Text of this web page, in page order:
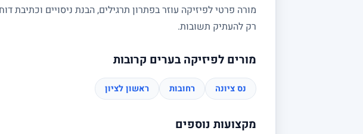
מורה פרטי לפיזיקה עוזר בפתרון תרגילים, הבנת ניסויים
רק להעתיק תשובות.
מורים לפיזיקה בערים קרובות
נס ציונה רחובות ראשון לציון
מקצועות נוספים